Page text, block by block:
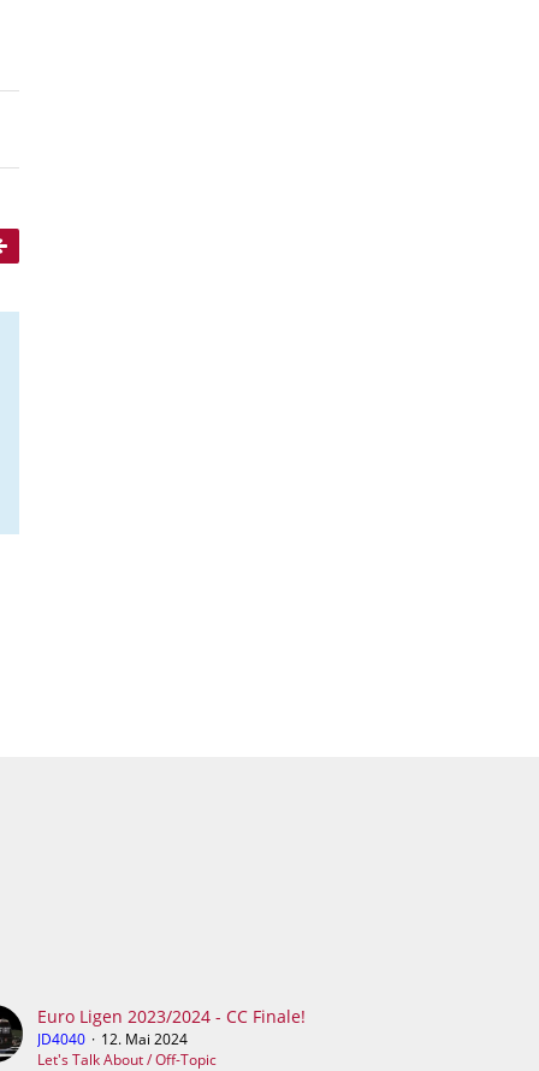
Euro Ligen 2023/2024 - CC Finale!
JD4040
12. Mai 2024
Let's Talk About / Off-Topic